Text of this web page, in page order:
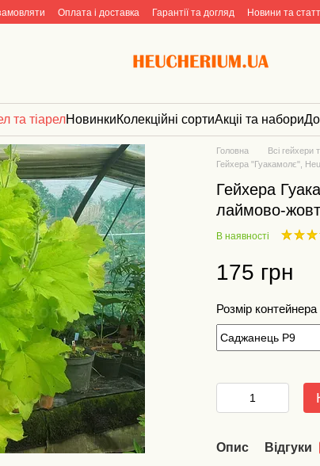
Оплата і доставка Гарантії та догляд Новини та
та тіарелНовинкиКолекційні сортиАкціі та набори
Головна Всі гейхери
Гейхера "Гуакамолє",
Гейхера
лаймово-
В наявності
175 грн
Розмір контейнера
Опис Відгуки